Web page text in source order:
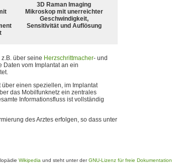
3D Raman Imaging
Mikroskop mit unerreichter
Geschwindigkeit,
Sensitivität und Auflösung
über seine Herzschrittmacher- und
Daten vom Implantat an ein
einen speziellen, im Implantat
das Mobilfunknetz ein zentrales
Informationsfluss ist vollständig
des Arztes erfolgen, so dass unter
Wikipedia und steht unter derGNU-Lizenz für freie Dokumentation